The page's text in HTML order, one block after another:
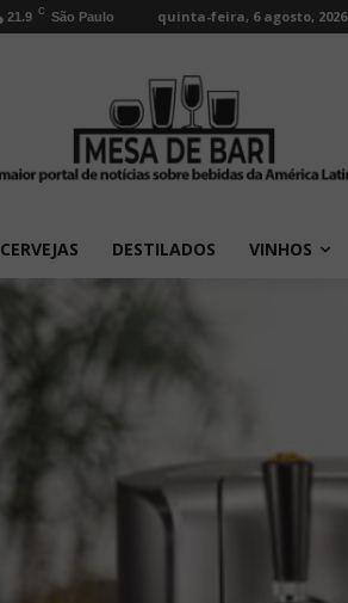
21.9 C São Paulo quinta-feira, 6 agosto, 2026
CERVEJAS DESTILADOS VINHOS